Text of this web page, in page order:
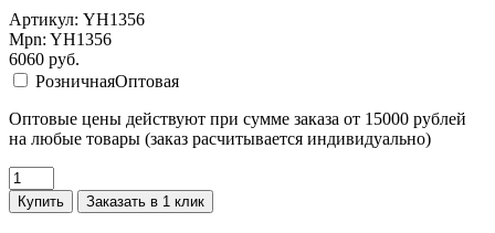
Артикул: YH1356
Mpn: YH1356
6060 руб.
РозничнаяОптовая
Оптовые цены действуют при сумме заказа от 15000 рублей
на любые товары (заказ расчитывается индивидуально)
Купить Заказать в 1 клик